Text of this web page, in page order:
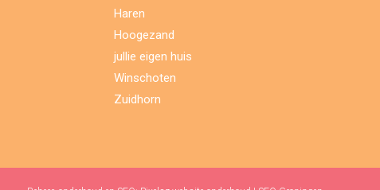
Haren
Hoogezand
jullie eigen huis
Winschoten
Zuidhorn